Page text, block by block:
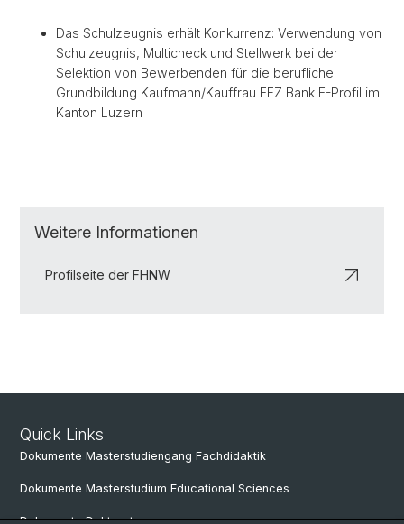
Das Schulzeugnis erhält Konkurrenz: Verwendung von
Schulzeugnis, Multicheck und Stellwerk bei der
Selektion von Bewerbenden für die berufliche
Grundbildung Kaufmann/Kauffrau EFZ Bank E-Profil im
Kanton Luzern
Weitere Informationen
Profilseite der FHNW
Quick Links
Dokumente Masterstudiengang Fachdidaktik
Dokumente Masterstudium Educational Sciences
Dokumente Doktorat